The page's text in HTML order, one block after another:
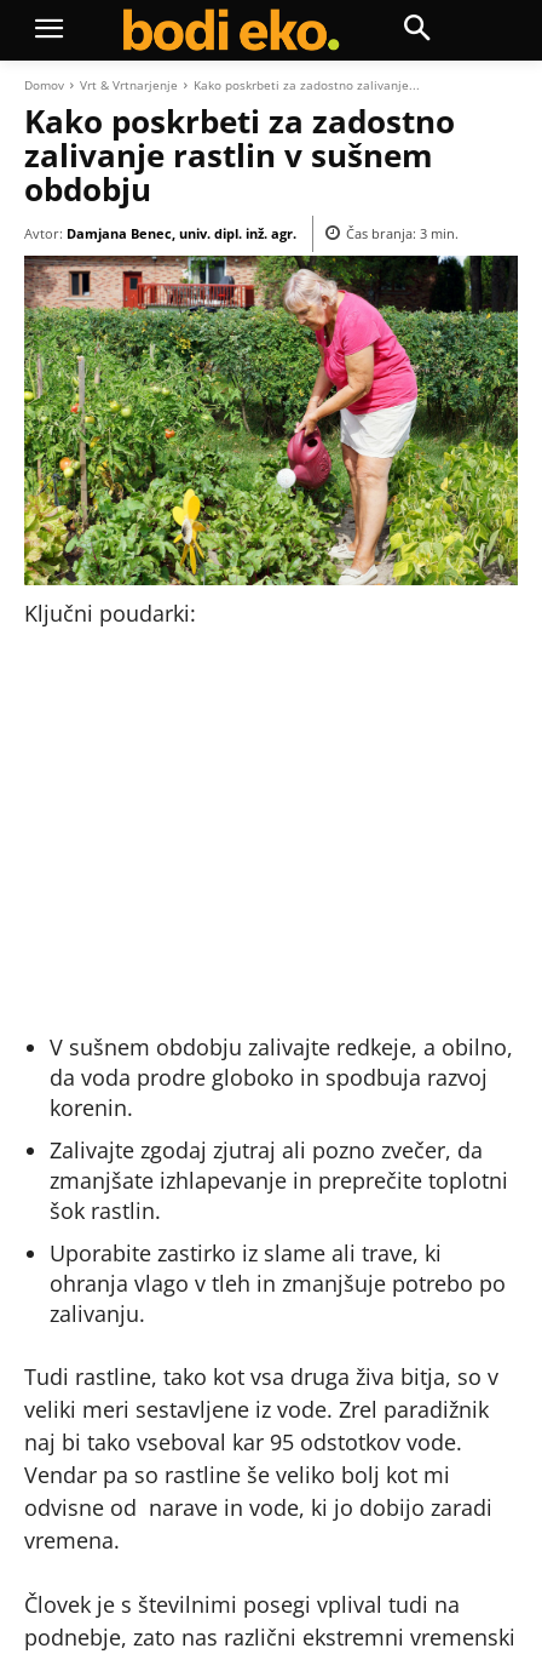
Domov Vrt & Vrtnarjenje Kako poskrbeti za zadostno zalivanje...
Kako poskrbeti za zadostno
zalivanje rastlin v sušnem
obdobju
Avtor: Damjana Benec, univ. dipl. inž. agr. Čas branja: 3 min.
Ključni poudarki:
V sušnem obdobju zalivajte redkeje, a obilno,
da voda prodre globoko in spodbuja razvoj
korenin.
Zalivajte zgodaj zjutraj ali pozno zvečer, da
zmanjšate izhlapevanje in preprečite toplotni
šok rastlin.
Uporabite zastirko iz slame ali trave, ki
ohranja vlago v tleh in zmanjšuje potrebo po
zalivanju.
Tudi rastline, tako kot vsa druga živa bitja, so v
veliki meri sestavljene iz vode. Zrel paradižnik
naj bi tako vseboval kar 95 odstotkov vode.
Vendar pa so rastline še veliko bolj kot mi
odvisne od narave in vode, ki jo dobijo zaradi
vremena.
Človek je s številnimi posegi vplival tudi na
podnebje, zato nas različni ekstremni vremenski